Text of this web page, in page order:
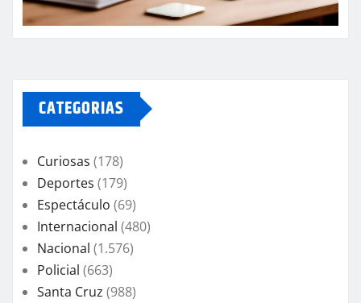
CATEGORIAS
Curiosas (178)
Deportes (179)
Espectáculo (69)
Internacional (480)
Nacional (1.576)
Policial (663)
Santa Cruz (988)